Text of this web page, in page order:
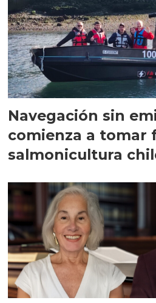
Navegación sin
comienza a tomar
salmonicultura